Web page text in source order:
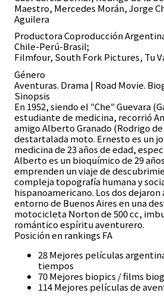
Maestro, Mercedes Morán, Jorge
Aguilera
ProductoraCoproducción
Chile-Perú-Brasil;
Filmfour, South Fork Pictures, Tu
Género
Aventuras. Drama | Road Movie.
Sinopsis
En 1952, siendo el "Che" Guevara
estudiante de medicina, recorrió
amigo Alberto Granado (Rodrigo
destartalada moto. Ernesto es un
medicina de 23 años de edad,
Alberto es un bioquímico de 29
emprenden un viaje de
compleja topografía humana y
hispanoamericano. Los dos
entorno de Buenos Aires en una
motocicleta Norton de 500 cc,
romántico espíritu aventurero.
Posición en rankings FA
28 Mejores películas
tiempos
70 Mejores biopics / films
114 Mejores películas de